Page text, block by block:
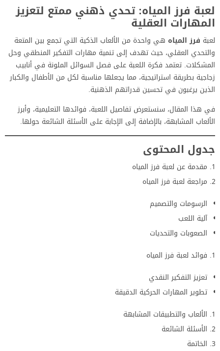
لعبة فرز المياه: تحدي ذهني ممتع لتعزيز
المهارات العقلية
لعبة فرز المياه هي واحدة من الألعاب الذكية التي تجمع بين المتعة
والتحدي العقلي، حيث تهدف إلى تنمية مهارات التفكير المنطقي وحل
المشكلات. تعتمد فكرة اللعبة على فصل السوائل الملونة في أنابيب
زجاجية بطريقة استراتيجية، مما يجعلها مناسبة لكل من الأطفال والكبار
الذين يرغبون في تحسين قدراتهم الذهنية.
في هذا المقال، سنستعرض تفاصيل اللعبة، فوائدها التعليمية، وأبرز
الألعاب المشابهة، بالإضافة إلى الإجابة على الأسئلة الشائعة حولها.
جدول المحتوى
مقدمة عن لعبة فرز المياه
مراجعة لعبة فرز المياه
الرسومات والتصميم
آلية اللعب
الصعوبات والتحديات
فوائد لعبة فرز المياه
تعزيز التفكير النقدي
تطوير المهارات الحركية الدقيقة
الألعاب والتطبيقات المشابهة
الأسئلة الشائعة
الخاتمة